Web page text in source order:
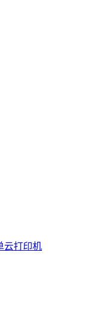
云打印机